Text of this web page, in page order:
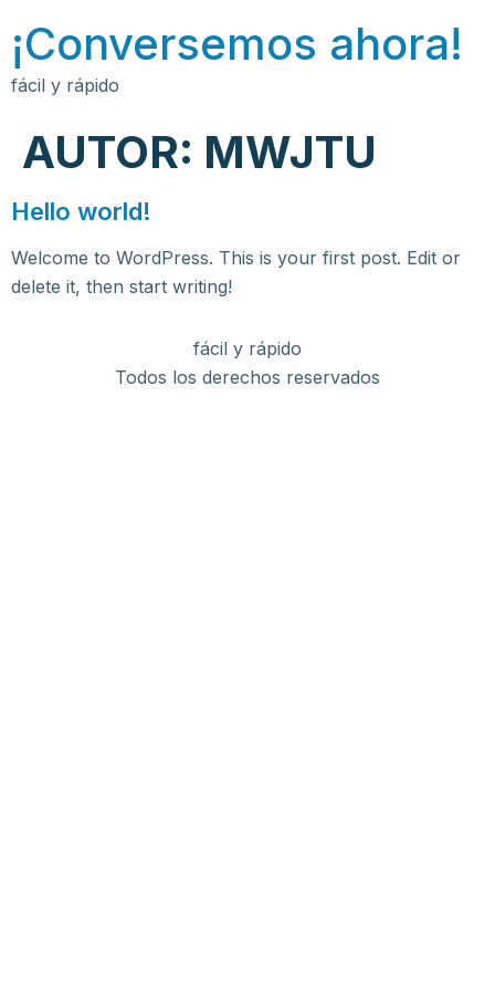
¡Conversemos ahora!
fácil y rápido
AUTOR: MWJTU
Hello world!
Welcome to WordPress. This is your first post. Edit or
delete it, then start writing!
fácil y rápido
Todos los derechos reservados